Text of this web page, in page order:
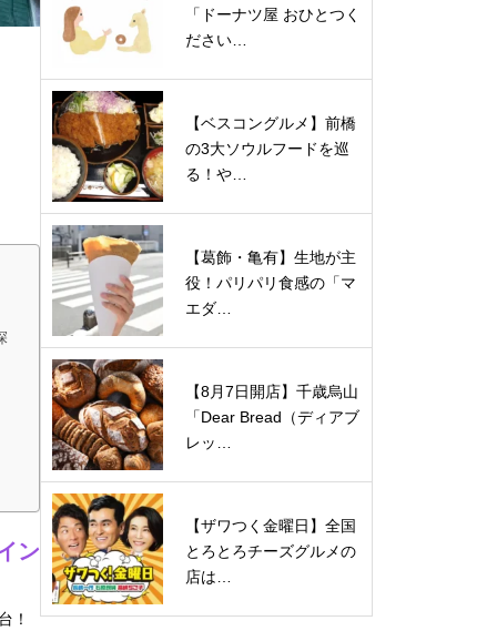
ン
！
「ドーナツ屋 おひとつく
ださい…
【ベスコングルメ】前橋
の3大ソウルフードを巡
る！や…
【葛飾・亀有】生地が主
役！パリパリ食感の「マ
エダ…
【8月7日開店】千歳烏山
「Dear Bread（ディアブ
レッ…
【ザワつく金曜日】全国
とろとろチーズグルメの
店は…